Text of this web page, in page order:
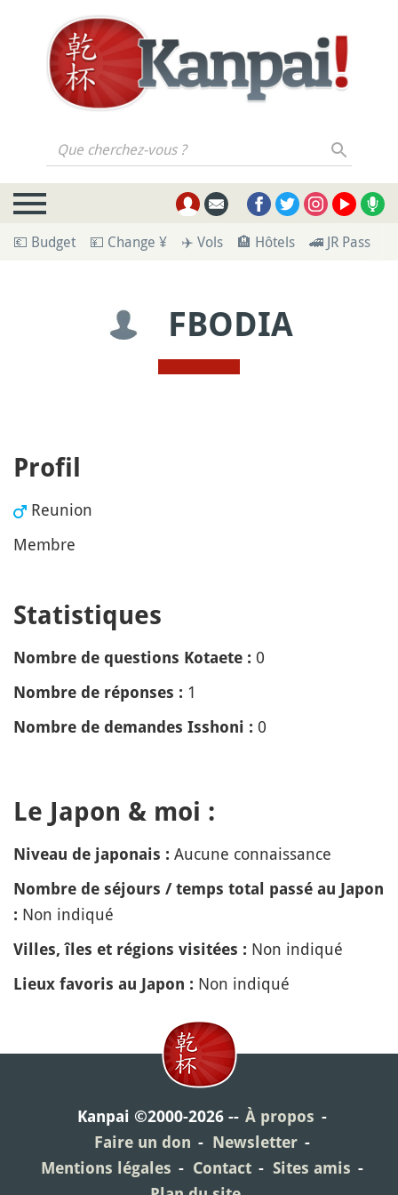
Que cherchez-vous ?
💶 Budget 💴 Change ¥ ✈️ Vols 🏨 Hôtels 🚄 JR Pass
FBODIA
Profil
Reunion
Membre
Statistiques
Nombre de questions Kotaete : 0
Nombre de réponses : 1
Nombre de demandes Isshoni : 0
Le Japon & moi :
Niveau de japonais : Aucune connaissance
Nombre de séjours / temps total passé au Japon
: Non indiqué
Villes, îles et régions visitées : Non indiqué
Lieux favoris au Japon : Non indiqué
Kanpai ©2000-2026
À propos
Faire un don
Newsletter
Mentions légales
Contact
Sites amis